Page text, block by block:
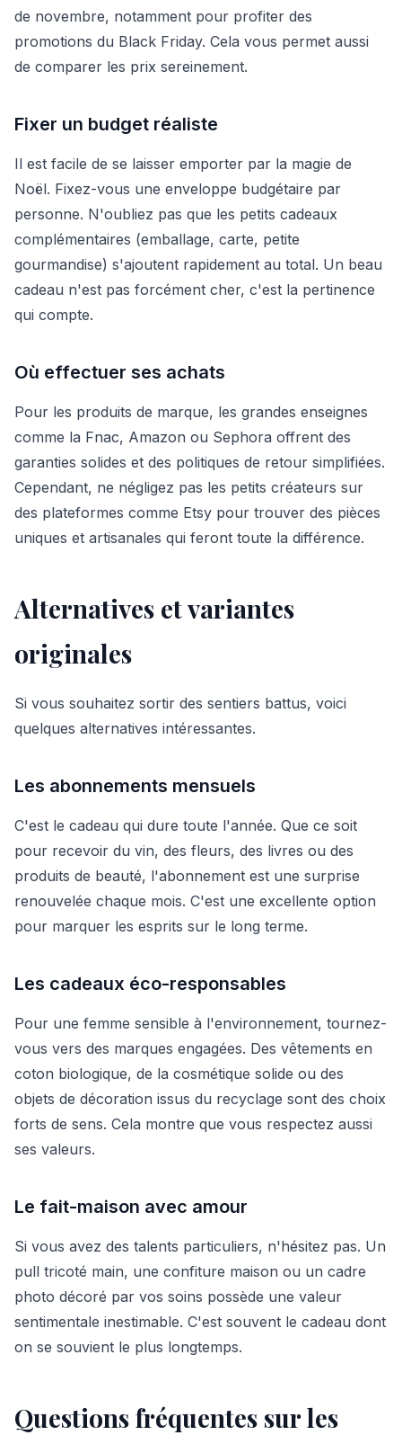
de novembre, notamment pour profiter des
promotions du Black Friday. Cela vous permet aussi
de comparer les prix sereinement.
Fixer un budget réaliste
Il est facile de se laisser emporter par la magie de
Noël. Fixez-vous une enveloppe budgétaire par
personne. N'oubliez pas que les petits cadeaux
complémentaires (emballage, carte, petite
gourmandise) s'ajoutent rapidement au total. Un beau
cadeau n'est pas forcément cher, c'est la pertinence
qui compte.
Où effectuer ses achats
Pour les produits de marque, les grandes enseignes
comme la Fnac, Amazon ou Sephora offrent des
garanties solides et des politiques de retour simplifiées.
Cependant, ne négligez pas les petits créateurs sur
des plateformes comme Etsy pour trouver des pièces
uniques et artisanales qui feront toute la différence.
Alternatives et variantes
originales
Si vous souhaitez sortir des sentiers battus, voici
quelques alternatives intéressantes.
Les abonnements mensuels
C'est le cadeau qui dure toute l'année. Que ce soit
pour recevoir du vin, des fleurs, des livres ou des
produits de beauté, l'abonnement est une surprise
renouvelée chaque mois. C'est une excellente option
pour marquer les esprits sur le long terme.
Les cadeaux éco-responsables
Pour une femme sensible à l'environnement, tournez-
vous vers des marques engagées. Des vêtements en
coton biologique, de la cosmétique solide ou des
objets de décoration issus du recyclage sont des choix
forts de sens. Cela montre que vous respectez aussi
ses valeurs.
Le fait-maison avec amour
Si vous avez des talents particuliers, n'hésitez pas. Un
pull tricoté main, une confiture maison ou un cadre
photo décoré par vos soins possède une valeur
sentimentale inestimable. C'est souvent le cadeau dont
on se souvient le plus longtemps.
Questions fréquentes sur les